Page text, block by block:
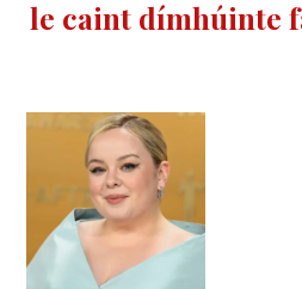
le caint dímhúinte